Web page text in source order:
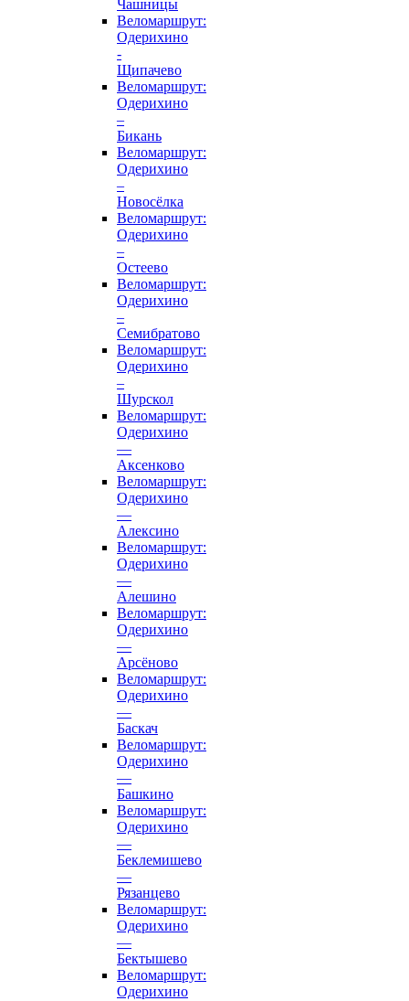
Чашницы
Веломаршрут:
Одерихино
-
Щипачево
Веломаршрут:
Одерихино
–
Бикань
Веломаршрут:
Одерихино
–
Новосёлка
Веломаршрут:
Одерихино
–
Остеево
Веломаршрут:
Одерихино
–
Семибратово
Веломаршрут:
Одерихино
–
Шурскол
Веломаршрут:
Одерихино
—
Аксенково
Веломаршрут:
Одерихино
—
Алексино
Веломаршрут:
Одерихино
—
Алешино
Веломаршрут:
Одерихино
—
Арсёново
Веломаршрут:
Одерихино
—
Баскач
Веломаршрут:
Одерихино
—
Башкино
Веломаршрут:
Одерихино
—
Беклемишево
—
Рязанцево
Веломаршрут:
Одерихино
—
Бектышево
Веломаршрут:
Одерихино